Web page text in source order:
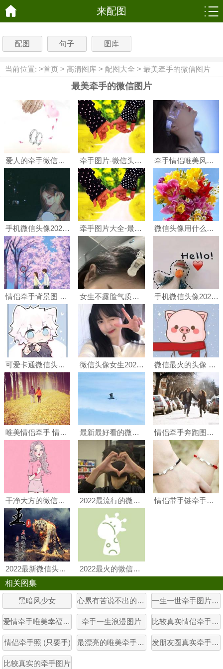
tylesheet" type="text/css" />
来配图
配图 句子 图库
当前位置: >首页 > 高清图库 > 配图大全 > 最美牵手的微信图片
最美牵手的微信图片
爱人的牵手微信头像 牵手图片-微信头像牵手图片 牵手情侣唯美风格高清微信情头图片
手机微信头像2022最火 2022最好看的微信头像 牵手图片大全-最漂亮的牵手图片- 微信头像用什么最好最吉利 适合做微信的头像
情侣牵手背景图 情侣牵手微信背景图 女生不露脸气质甜美快手最火微信头像图片 手机微信头像2021最火
可爱卡通微信头像图片 2月最新手绘可爱微信头像 微信头像女生2022最火 2022最好看的微信头像 微信最火的头像 微信最火头像图片大全
唯美情侣牵手 情侣牵手图片素材 最新最好看的微信头像 最新最好看的微信头像大全 情侣牵手奔跑图片唯美 两个人牵手奔跑的图片
干净大方的微信头像 微信头像图片最美干净 2022最流行的微信头像 2022最好看的微信头像 情侣带手链牵手图片 情侣戴戒指牵手图片唯美
2022最新微信头像新款 微信头像图片2022最新款唯美
2022最火的微信头像 2022微信个性头像最火的照片
相关图集
黑暗风少女 心累有苦说不出的图片 一生一世牵手图片大全
爱情牵手唯美幸福图片 牵手一生浪漫图片 比较真实情侣牵手照片
情侣牵手照 (只要手) 最漂亮的唯美牵手图片 发朋友圈真实牵手照片
比较真实的牵手图片